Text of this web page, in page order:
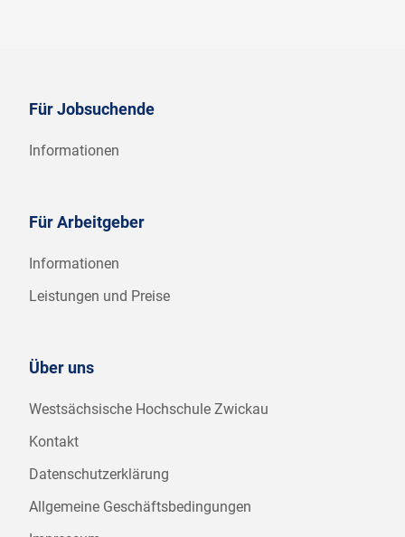
Für Jobsuchende
Informationen
Für Arbeitgeber
Informationen
Leistungen und Preise
Über uns
Westsächsische Hochschule Zwickau
Kontakt
Datenschutzerklärung
Allgemeine Geschäftsbedingungen